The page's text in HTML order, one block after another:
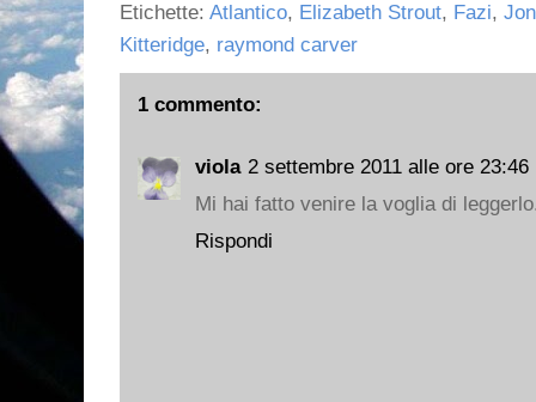
Etichette: Atlantico, Elizabeth Strout, Fazi,
Kitteridge, raymond carver
1 commento:
viola 2 settembre 2011 alle ore 23:46
Mi hai fatto venire la voglia di
Rispondi